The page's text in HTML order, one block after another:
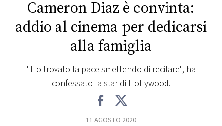
WEB
PLAYLIST
Cameron Diaz è convinta:
addio al cinema per dedicarsi
alla famiglia
"Ho trovato la pace smettendo di recitare", ha
confessato la star di Hollywood.
11 AGOSTO 2020